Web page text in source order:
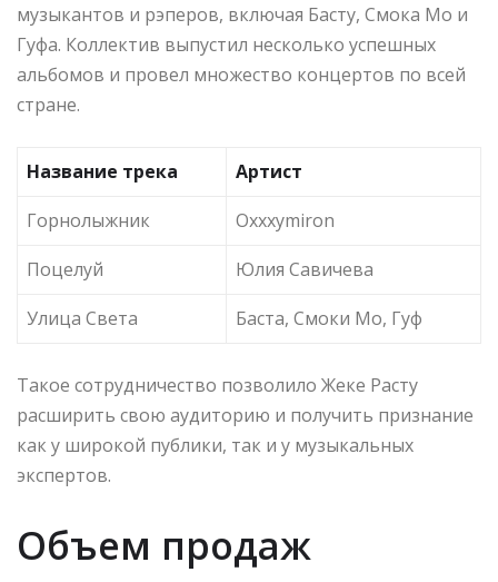
музыкантов и рэперов, включая Басту, Смока Мо и
Гуфа. Коллектив выпустил несколько успешных
альбомов и провел множество концертов по всей
стране.
Название трека
Артист
Горнолыжник
Oxxxymiron
Поцелуй
Юлия Савичева
Улица Света
Баста, Смоки Мо, Гуф
Такое сотрудничество позволило Жеке Расту
расширить свою аудиторию и получить признание
как у широкой публики, так и у музыкальных
экспертов.
Объем продаж